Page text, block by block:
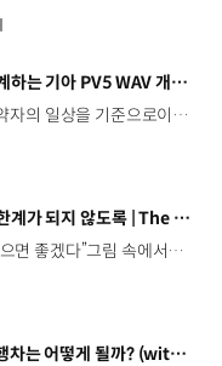
무한한 이동 경험을 설계하는 기아 PV5 WAV 개발 스토리 | The Moving Room
기아 PV5 WAV는 교통약자의 일상을 기준으로이동 과정을 다시 설계했습니다. 탑승자의 목적에 맞게 확장되는 모빌리티, PV5 WAV 개발 스토리를 영상으로 확인해 보세요. #현대자동차그룹 #TheMovingRoom #기아 #PV5 #PV5WAV #PBV #목적기반모빌리티
이동의 제약이 세상의 한계가 되지 않도록 | The Moving Room
“이 방이 통째로 움직였으면 좋겠다”그림 속에서만 그리던 여행이 현실이 되기까지 기아 PV5 WAV는 필요한 의료 장비를 싣고가족과 한 공간에서 함께 떠날 수 있도록이동의 경험을 다시 설계했습니다. 같은 풍경을 보고, 같은 순간을 나누는 일현대자동차그룹은 모두를 위한 이동을 만들어갑니다. #현대자동차그룹 #TheMovingRoom #PV5 #기아 #목적기반모빌리티 #PV5WAV #PBV
GPS가 멈추면 자율주행차는 어떻게 될까? (with 우주먼지, 항성) | 현대진행형 팟캐스트 EP. 19